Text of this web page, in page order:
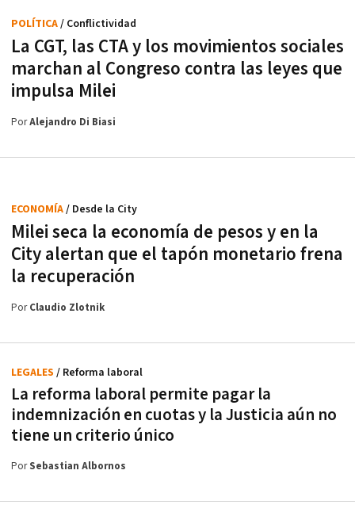
La CGT, las CTA y los movimientos sociales
marchan al Congreso contra las leyes que
impulsa Milei
POLÍTICA/ Conflictividad
PorAlejandro Di Biasi
Milei seca la economía de pesos y en la
City alertan que el tapón monetario frena
la recuperación
ECONOMÍA/ Desde la City
PorClaudio Zlotnik
La reforma laboral permite pagar la
indemnización en cuotas y la Justicia aún no
tiene un criterio único
LEGALES / Reforma laboral
PorSebastian Albornos